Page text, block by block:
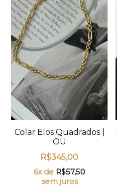
Colar Elos Quadrados |
OU
R$345,00
6x de R$57,50
sem juros